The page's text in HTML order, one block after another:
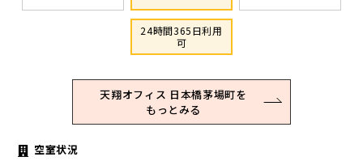
24時間365日利用
可
天翔オフィス 日本橋茅場町を
もっとみる
空室状況